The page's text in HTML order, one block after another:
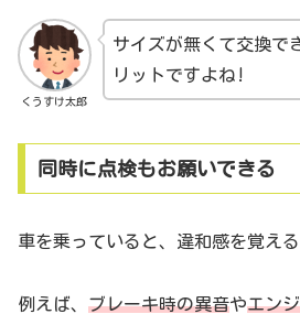
くうすけ太郎
サイズが無くて交換で
リットですよね!
同時に点検もお願いできる
車を乗っていると、違和感を覚え
例えば、 ブレーキ時の異音やエン